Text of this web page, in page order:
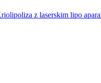
z laserskim lipo